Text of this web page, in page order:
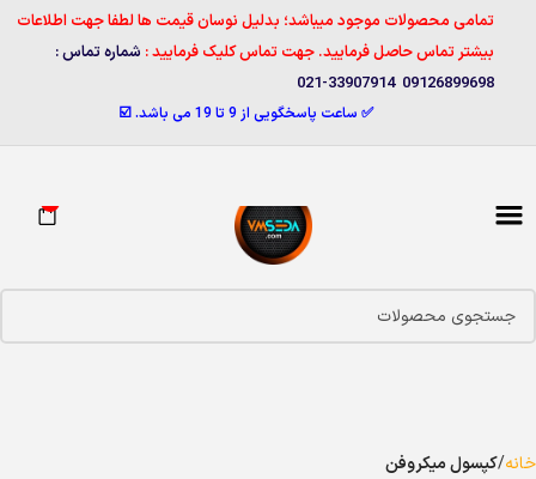
تمامی محصولات موجود میباشد؛ بدلیل نوسان قیمت ها لطفا جهت اطلاعات
بیشتر تماس حاصل فرمایید. جهت تماس کلیک فرمایید : شماره تماس :
09126899698 33907914-021
✅ ساعت پاسخگویی از 9 تا 19 می باشد. ☑️
0
خانه کپسول میکروفن